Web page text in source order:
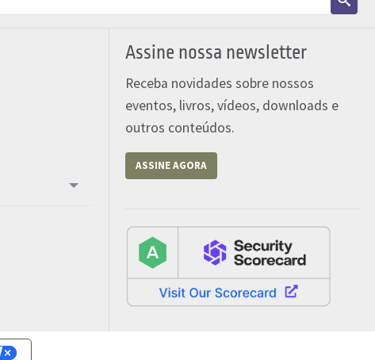
Assine nossa newsletter
Receba novidades sobre nossos
eventos, livros, vídeos, downloads e
outros conteúdos.
ASSINE AGORA